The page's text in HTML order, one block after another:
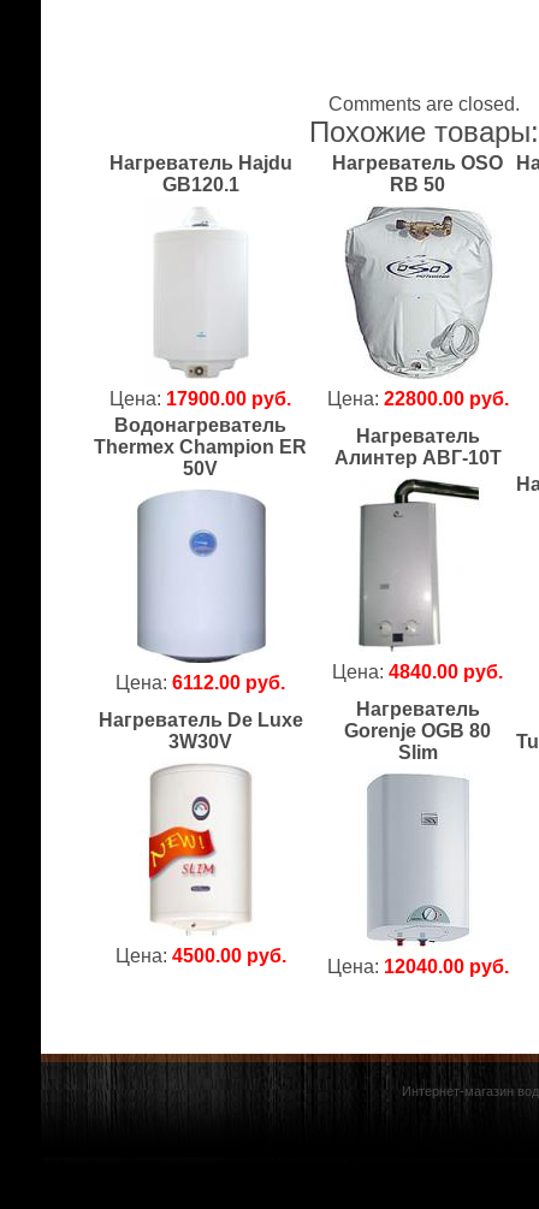
Comments are closed.
Похожие товары:
Нагреватель Hajdu
GB120.1
Цена: 17900.00 руб.
Нагреватель OSO
RB 50
Цена: 22800.00 руб.
Водонагреватель
Thermex Champion ER
50V
Цена:6112.00 руб.
Нагреватель
Алинтер АВГ-10Т
Цена:4840.00 руб.
Нагреватель De Luxe
3W30V
Цена: 4500.00 руб.
Нагреватель
Gorenje OGB 80
Slim
Цена: 12040.00 руб.
Интернет-магазин